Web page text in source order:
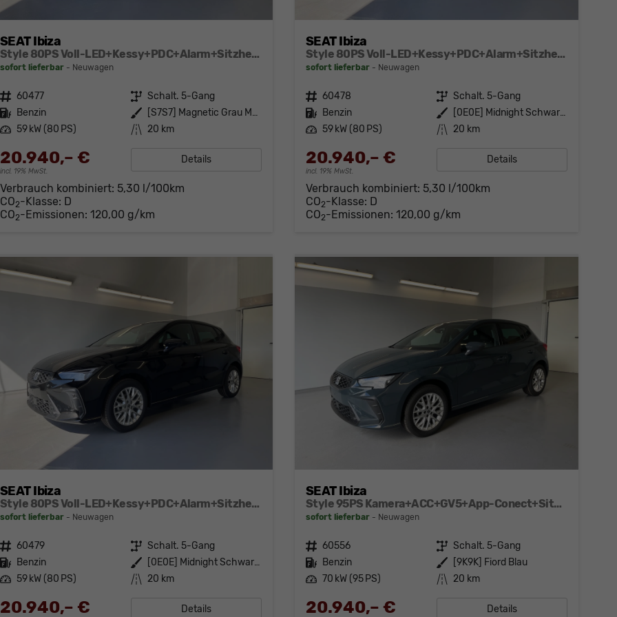
SEAT Ibiza
Style 80PS Voll-LED+Kessy+PDC+Alarm+Sitzheizung+Kamera+App-Connect
sofort lieferbar Neuwagen
Fahrzeugnr. 60477 Getriebe Schalt. 5-Gang
Kraftstoff Benzin Außenfarbe
[S7S7] Magnetic Grau Metallic
Leistung 59 kW (80 PS) Kilometerstand 20 km
20.940,– €
incl. 19% MwSt.
Details
Verbrauch kombiniert: 5,30 l/100km
CO2-Klasse: D
CO2-Emissionen: 120,00 g/km
SEAT Ibiza
Style 80PS Voll-LED+Kessy+PDC+Alarm+Sitzheizung+Kamera+App-Connect
sofort lieferbar Neuwagen
Fahrzeugnr. 60478 Getriebe Schalt. 5-Gang
Kraftstoff Benzin Außenfarbe
[0E0E] Midnight Schwarz Metallic
Leistung 59 kW (80 PS) Kilometerstand 20 km
20.940,– €
incl. 19% MwSt.
Details
Verbrauch kombiniert: 5,30 l/100km
CO2-Klasse: D
CO2-Emissionen: 120,00 g/km
SEAT Ibiza
Style 80PS Voll-LED+Kessy+PDC+Alarm+Sitzheizung+Kamera+App-Connect
sofort lieferbar Neuwagen
Fahrzeugnr. 60479 Getriebe Schalt. 5-Gang
Kraftstoff Benzin Außenfarbe
[0E0E] Midnight Schwarz Metallic
Leistung 59 kW (80 PS) Kilometerstand 20 km
20.940,– € Details
SEAT Ibiza
Style 95PS Kamera+ACC+GV5+App-Conect+Sitzheizung+ParkPilot hinten
sofort lieferbar Neuwagen
Fahrzeugnr. 60556 Getriebe Schalt. 5-Gang
Kraftstoff Benzin Außenfarbe
[9K9K] Fiord Blau
Leistung 70 kW (95 PS) Kilometerstand 20 km
20.940,– € Details